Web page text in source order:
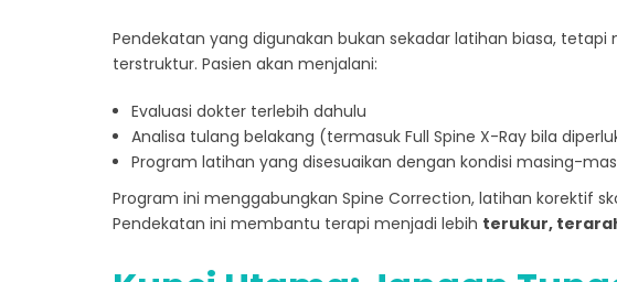
Pendekatan yang digunakan bukan sekadar latihan biasa, tetapi
terstruktur. Pasien akan menjalani:
Evaluasi dokter terlebih dahulu
Analisa tulang belakang (termasuk Full Spine X-Ray bila
Program latihan yang disesuaikan dengan kondisi masing-
Program ini menggabungkan Spine Correction, latihan korektif
Pendekatan ini membantu terapi menjadi lebih terukur,